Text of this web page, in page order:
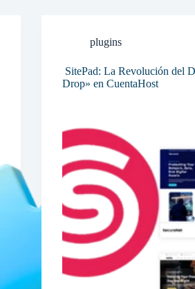
plugins
SitePad: La Revolución del
Drop» en CuentaHost